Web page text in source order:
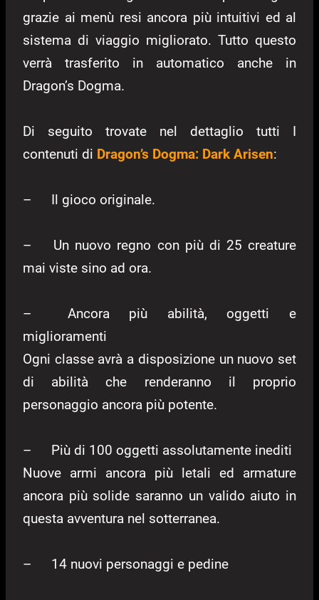
grazie ai menù resi ancora più intuitivi ed al
sistema di viaggio migliorato. Tutto questo
verrà trasferito in automatico anche in
Dragon’s Dogma.
Di seguito trovate nel dettaglio tutti I
contenuti di Dragon’s Dogma: Dark Arisen:
– Il gioco originale.
–
Un nuovo regno con più di 25 creature
mai viste sino ad ora.
–
Ancora più abilità, oggetti e
miglioramenti
Ogni classe avrà a disposizione un nuovo set
di abilità che renderanno il proprio
personaggio ancora più potente.
–
Più di 100 oggetti assolutamente inediti
Nuove armi ancora più letali ed armature
ancora più solide saranno un valido aiuto in
questa avventura nel sotterranea.
– 14 nuovi personaggi e pedine